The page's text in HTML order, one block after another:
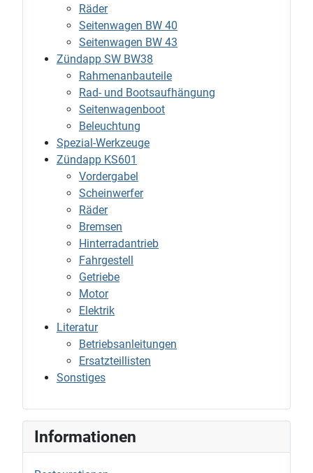
Räder
Seitenwagen BW 40
Seitenwagen BW 43
Zündapp SW BW38
Rahmenanbauteile
Rad- und Bootsaufhängung
Seitenwagenboot
Beleuchtung
Spezial-Werkzeuge
Zündapp KS601
Vordergabel
Scheinwerfer
Räder
Bremsen
Hinterradantrieb
Fahrgestell
Getriebe
Motor
Elektrik
Literatur
Betriebsanleitungen
Ersatzteillisten
Sonstiges
Informationen